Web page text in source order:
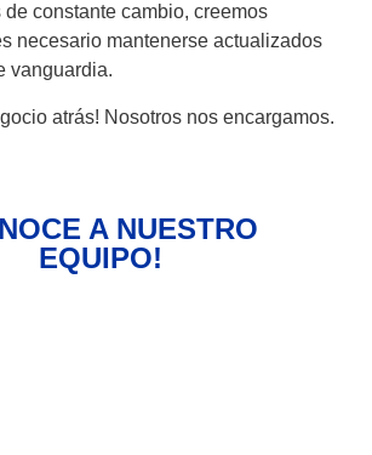
de constante cambio, creemos
necesario mantenerse actualizados
vanguardia.
atrás! Nosotros nos encargamos.
A NUESTRO
EQUIPO!